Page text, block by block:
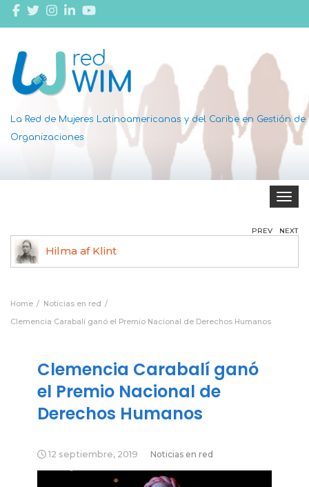
La Red de Mujeres Latinoamericanas y del Caribe en Gestión de
Organizaciones
Toggle
Hilma af Klint
PREV NEXT
Home
Noticias en red
Clemencia Carabalí ganó el Premio Nacional de Derechos Humanos
Clemencia Carabalí ganó
el Premio Nacional de
Derechos Humanos
12 septiembre, 2019 Noticias en red